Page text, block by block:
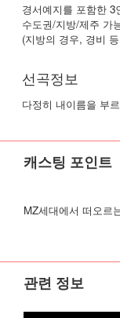
경서예지를 포함한 3
수도권/지방/제주 가
(지방의 경우, 경비
선곡정보
다정히 내이름을 부
캐스팅 포인트
MZ세대에서 떠오르
관련 정보